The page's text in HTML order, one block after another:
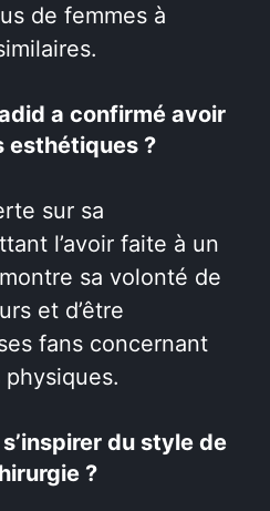
de femmes à
a confirmé avoir
esthétiques ?
sur sa
l’avoir faite à un
sa volonté de
et d’être
fans concernant
du style de
?